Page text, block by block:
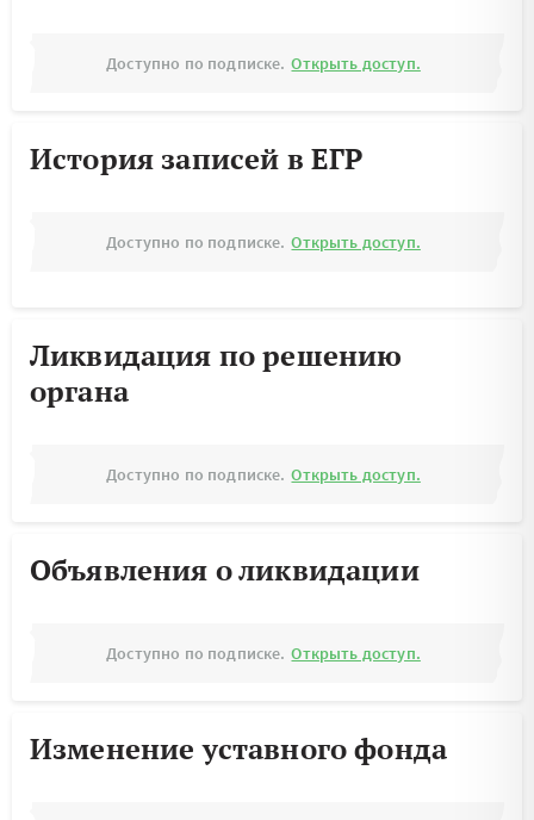
Доступно по подписке. Открыть доступ.
История записей в ЕГР
Доступно по подписке. Открыть доступ.
Ликвидация по решению
органа
Доступно по подписке. Открыть доступ.
Объявления о ликвидации
Доступно по подписке. Открыть доступ.
Изменение уставного фонда